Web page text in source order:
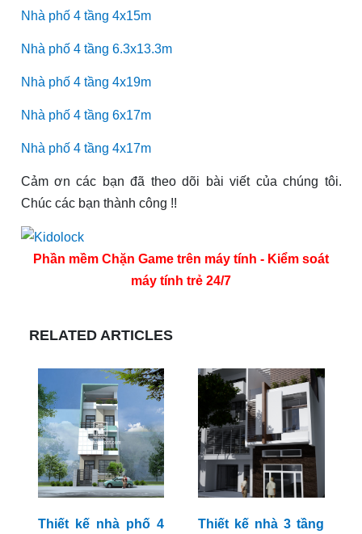
Nhà phố 4 tầng 4x15m
Nhà phố 4 tầng 6.3x13.3m
Nhà phố 4 tầng 4x19m
Nhà phố 4 tầng 6x17m
Nhà phố 4 tầng 4x17m
Cảm ơn các bạn đã theo dõi bài viết của chúng tôi.
Chúc các bạn thành công !!
Phần mềm Chặn Game trên máy tính - Kiểm soát
máy tính trẻ 24/7
RELATED ARTICLES
Thiết kế nhà phố 4
Thiết kế nhà 3 tầng